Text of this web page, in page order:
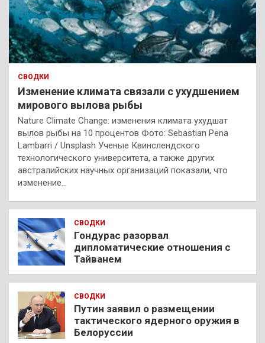
СВОДКИ
Изменение климата связали с ухудшением
мирового вылова рыбы
Nature Climate Change: изменения климата ухудшат
вылов рыбы на 10 процентов Фото: Sebastian Pena
Lambarri / Unsplash Ученые Квинслендского
технологического университета, а также других
австралийских научных организаций показали, что
изменение…
СВОДКИ
Гондурас разорвал
дипломатические отношения с
Тайванем
СВОДКИ
Путин заявил о размещении
тактического ядерного оружия в
Белоруссии